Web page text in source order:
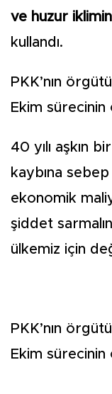
ve huzur
kullandı.
PKK’nın
Ekim sürecinin
40 yılı aşkın
kaybına
ekonomik
şiddet
ülkemiz için
PKK’nın
Ekim sürecinin